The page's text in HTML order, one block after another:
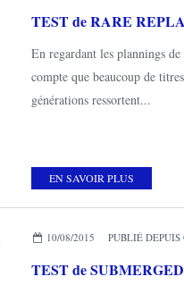
En regardant les plannings
compte que beaucoup de
générations ressortent...
EN SAVOIR PLUS
10/08/2015 PUBLIÉ DEPUIS